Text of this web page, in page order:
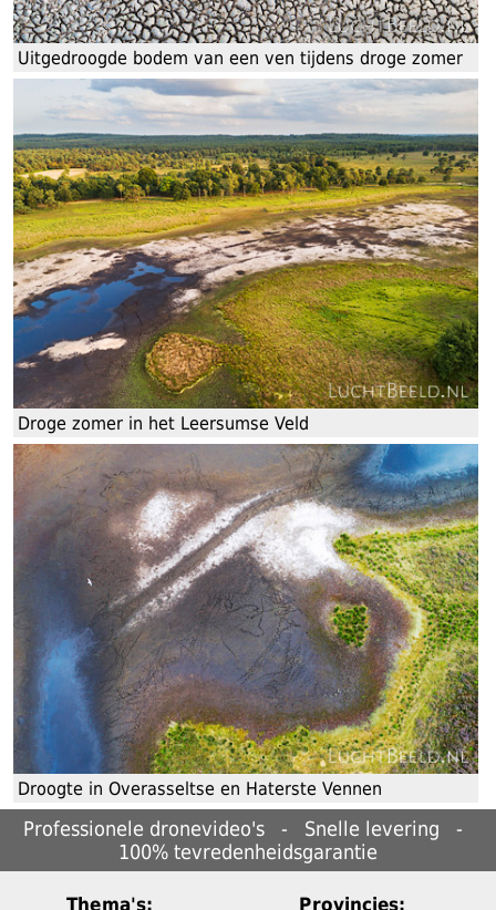
Uitgedroogde bodem van een ven tijdens droge zomer
Droge zomer in het Leersumse Veld
Droogte in Overasseltse en Haterste Vennen
Professionele dronevideo's - Snelle levering -
100% tevredenheids­garantie
Thema's: Provincies: